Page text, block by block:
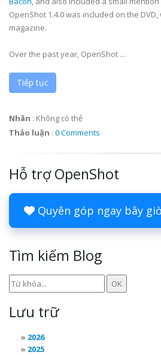
OpenShot 1.4.0 was included on the
magazine.
Over the past year, OpenShot ...
Tiếp tục
Nhãn : Không có thẻ
Thảo luận : 0 Comments
Hỗ trợ OpenShot
Quyên góp ngay bây
Tìm kiếm Blog
Lưu trữ
2026
2025